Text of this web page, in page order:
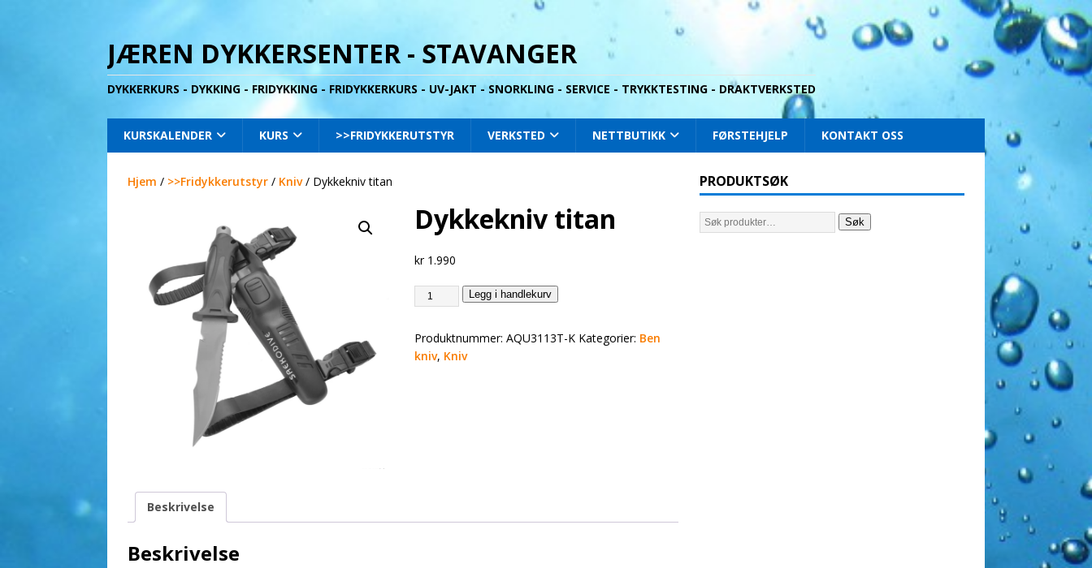
JÆREN DYKKERSENTER - STAVANGER
DYKKERKURS - DYKKING - FRIDYKKING - FRIDYKKERKURS - UV-JAKT - SNORKLING - SERVICE - TRYKKTESTING - DRAKTVERKSTED
KURSKALENDER KURS >>FRIDYKKERUTSTYR VERKSTED NETTBUTIKK FØRSTEHJELP KONTAKT OSS
Hjem / >>Fridykkerutstyr / Kniv/ Dykkekniv titan
Dykkekniv titan
kr1.990
Legg i handlekurv
Produktnummer: AQU3113T-K Kategorier: Ben
kniv, Kniv
Beskrivelse
Beskrivelse
PRODUKTSØK
Søk